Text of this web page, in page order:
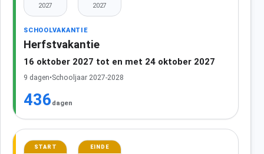
2027 2027
SCHOOLVAKANTIE
Herfstvakantie
16 oktober 2027 tot en met 24 oktober 2027
9 dagen•Schooljaar 2027-2028
436 dagen
START EINDE